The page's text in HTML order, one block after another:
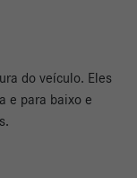
do veículo. Eles
e para baixo e